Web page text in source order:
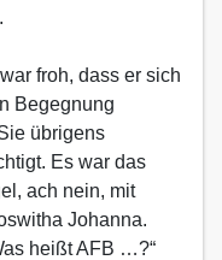
froh, dass er sich
Begegnung
übrigens
Es war das
ach nein, mit
Johanna.
heißt AFB …?“